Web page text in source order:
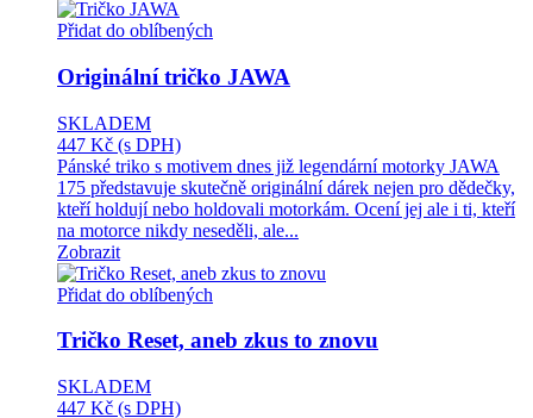
Přidat do oblíbených
Originální tričko JAWA
SKLADEM
447 Kč (s DPH)
Pánské triko s motivem dnes již legendární motorky JAWA
175 představuje skutečně originální dárek nejen pro dědečky,
kteří holdují nebo holdovali motorkám. Ocení jej ale i ti, kteří
na motorce nikdy neseděli, ale...
Zobrazit
Přidat do oblíbených
Tričko Reset, aneb zkus to znovu
SKLADEM
447 Kč (s DPH)